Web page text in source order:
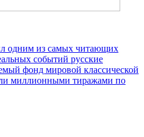
одним из самых читающих
событий русские
фонд мировой классической
миллионными тиражами по